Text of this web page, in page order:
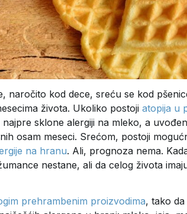
naročito kod dece, sreću se kod
života. Ukoliko postoji atopija u
najpre sklone alergiji na mleko, a
osam meseci. Srećom, postoji
na hranu. Ali, prognoza nema.
nestane, ali da celog života
prehrambenim proizvodima, tako da